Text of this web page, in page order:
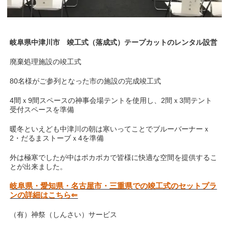
岐阜県中津川市 竣工式（落成式）テープカットのレンタル設営
廃棄処理施設の竣工式
80名様がご参列となった市の施設の完成竣工式
4間ｘ9間スペースの神事会場テントを使用し、2間ｘ3間テント
受付スペースを準備
暖冬といえども中津川の朝は寒いってことでブルーバーナーｘ
2・だるまストーブｘ4を準備
外は極寒でしたが中はポカポカで皆様に快適な空間を提供するこ
とが出来ました。
岐阜県・愛知県・名古屋市・三重県での竣工式のセットプラ
ンの詳細はこちら⇐
（有）神祭（しんさい）サービス